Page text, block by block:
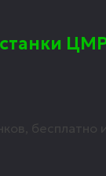
бесплатно и